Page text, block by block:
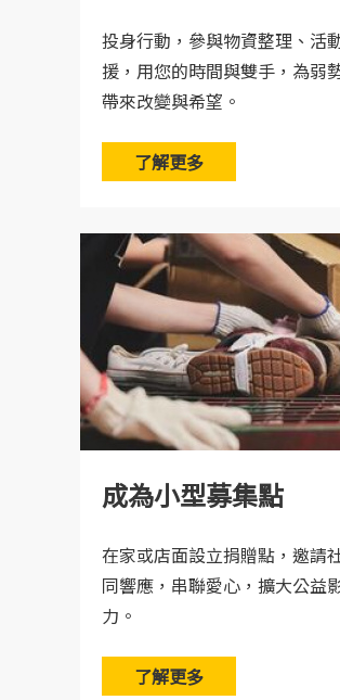
A：網路上有可能流傳的是過期或是
息，建議您還是以舊鞋救命官方的網
IG和LINE@上的公告為主，如有察覺
訊有誤，也請您幫忙在群組分享，告
舊鞋救命的官方公告為主，謝謝。
怎麼確定我們捐的物資真的有送
A：邀請您可持續追蹤協會官方臉書粉
點夥伴以及專案追蹤夥伴會不定期分
進展的狀況照片與文章，也非常歡迎
與我們的國際志工團走一趟非洲去看
投身行動，參與物資整理、活
援，用您的時間與雙手，為弱
帶來改變與希望。
了解更多
成為小型募集點
在家或店面設立捐贈點，邀請
同響應，串聯愛心，擴大公益
力。
了解更多